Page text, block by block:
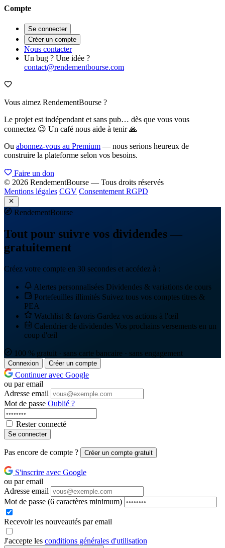
Compte
Se connecter
Créer un compte
Nous contacter
Un bug ? Une idée ?
contact@rendementbourse.com
Vous aimez RendementBourse ?
Le projet est indépendant et sans pub… dès que vous vous
connectez 😉 Un café nous aide à tenir 🙏
Ou abonnez-vous au Premium — nous serions heureux de
construire la plateforme selon vos besoins.
Faire un don
© 2026 RendementBourse — Tous droits réservés
Mentions légales CGV Consentement RGPD
RendementBourse
Tout pour suivre vos dividendes —
gratuitement
Créez votre compte en 30 secondes et accédez à :
Alertes personnalisées Dividendes & variations de cours
Portefeuilles illimités Suivez tous vos comptes titres &
PEA
Watchlist & favoris Gardez vos actions à l'œil
Calendrier de dividendes Vos prochains versements en un
coup d'œil
100 % gratuit · sans carte bancaire · sans engagement
Connexion Créer un compte
Continuer avec Google
ou par email
Adresse email
Mot de passe Oublié ?
Rester connecté
Se connecter
Pas encore de compte ? Créer un compte gratuit
S'inscrire avec Google
ou par email
Adresse email
Mot de passe (6 caractères minimum)
Recevoir les nouveautés par email
J'accepte les conditions générales d'utilisation